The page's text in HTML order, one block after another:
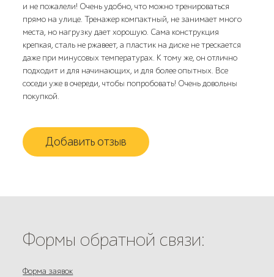
и не пожалели! Очень удобно, что можно тренироваться
прямо на улице. Тренажер компактный, не занимает много
места, но нагрузку дает хорошую. Сама конструкция
крепкая, сталь не ржавеет, а пластик на диске не трескается
даже при минусовых температурах. К тому же, он отлично
подходит и для начинающих, и для более опытных. Все
соседи уже в очереди, чтобы попробовать! Очень довольны
покупкой.
Добавить отзыв
Формы обратной связи:
Форма заявок